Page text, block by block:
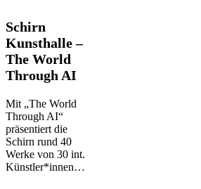
Schirn
Kunsthalle
–
The
World
AI
Schirn
Kunsthalle –
The World
Through AI
Mit „The World
Through AI“
präsentiert die
Schirn rund 40
Werke von 30 int.
Künstler*innen…